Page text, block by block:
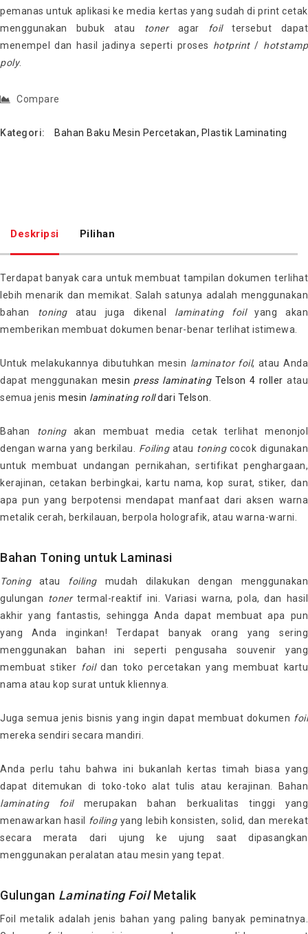
pemanas untuk aplikasi ke media kertas yang sudah di print cetak
menggunakan bubuk atau toneragar foiltersebut dapat
menempel dan hasil jadinya seperti proses hotprint/ hotstamp
poly.
Compare
Kategori: Bahan Baku Mesin Percetakan, Plastik Laminating
Deskripsi Pilihan
Terdapat banyak cara untuk membuat tampilan dokumen terlihat
lebih menarik dan memikat. Salah satunya adalah menggunakan
bahan toningatau juga dikenal laminating foilyang akan
memberikan membuat dokumen benar-benar terlihat istimewa.
Untuk melakukannya dibutuhkan mesin laminator foil, atau Anda
dapat menggunakan mesin press laminatingTelson 4 roller atau
semua jenis mesin laminating rolldari Telson
Bahan toningakan membuat media cetak terlihat menonjol
dengan warna yang berkilau. Foilingatau toningcocok digunakan
untuk membuat undangan pernikahan, sertifikat penghargaan,
kerajinan, cetakan berbingkai, kartu nama, kop surat, stiker, dan
apa pun yang berpotensi mendapat manfaat dari aksen warna
metalik cerah, berkilauan, berpola holografik, atau warna-warni.
Bahan Toning untuk Laminasi
Toningatau foilingmudah dilakukan dengan menggunakan
gulungan tonertermal-reaktif ini. Variasi warna, pola, dan hasil
akhir yang fantastis, sehingga Anda dapat membuat apa pun
yang Anda inginkan! Terdapat banyak orang yang sering
menggunakan bahan ini seperti pengusaha souvenir yang
membuat stiker foildan toko percetakan yang membuat kartu
nama atau kop surat untuk kliennya.
Juga semua jenis bisnis yang ingin dapat membuat dokumen foil
mereka sendiri secara mandiri.
Anda perlu tahu bahwa ini bukanlah kertas timah biasa yang
dapat ditemukan di toko-toko alat tulis atau kerajinan. Bahan
laminating
foilmerupakan bahan berkualitas tinggi yang
menawarkan hasil
foilingyang lebih konsisten, solid, dan merekat
secara merata dari ujung ke ujung saat dipasangkan
menggunakan peralatan atau mesin yang tepat.
Gulungan Laminating FoilMetalik
Foil metalik adalah jenis bahan yang paling banyak peminatnya.